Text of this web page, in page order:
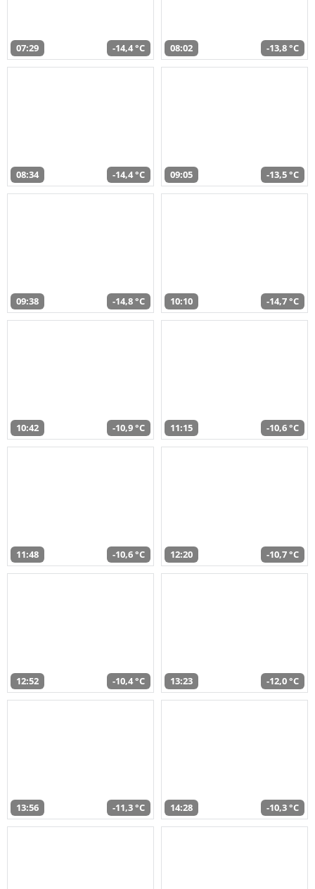
07:29 -14,4 °C 08:02 -13,8 °C
08:34 -14,4 °C 09:05 -13,5 °C
09:38 -14,8 °C 10:10 -14,7 °C
10:42 -10,9 °C 11:15 -10,6 °C
11:48 -10,6 °C 12:20 -10,7 °C
12:52 -10,4 °C 13:23 -12,0 °C
13:56 -11,3 °C 14:28 -10,3 °C